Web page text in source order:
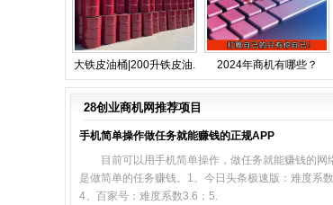
大铁皮油桶|200升铁皮油. 2024年商机有哪些？
28创业商机网推荐项目
手机简单操作做任务就能赚钱的正规APP
目前可以用手机简单操作，做任务就能赚钱的
是做简单的任务赚钱。1、今日头条极速版：难度系
4、百家号：难度系数3.6；5.